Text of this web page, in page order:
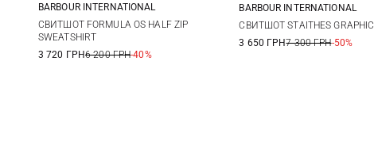
S M L
XXL 3XL
BARBOUR INTERNATIONAL
СВИТШОТ FORMULA OS HALF ZIP
SWEATSHIRT
3 720 ГРН6 200 ГРН-40%
M L XL
BARBOUR INTERNATIONAL
СВИТШОТ STAITHES GRAPHIC
3 650 ГРН7 300 ГРН-50%